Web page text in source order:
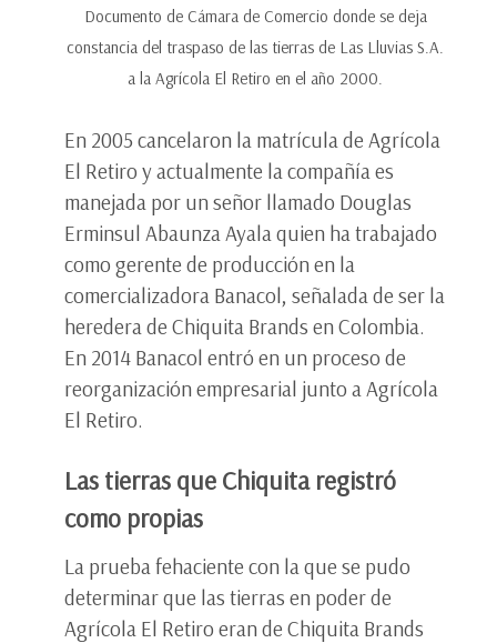
Documento de Cámara de Comercio donde se deja
constancia del traspaso de las tierras de Las Lluvias S.A.
a la Agrícola El Retiro en el año 2000.
En 2005 cancelaron la matrícula de Agrícola
El Retiro y actualmente la compañía es
manejada por un señor llamado Douglas
Erminsul Abaunza Ayala quien ha trabajado
como gerente de producción en la
comercializadora Banacol, señalada de ser la
heredera de Chiquita Brands en Colombia.
En 2014 Banacol entró en un proceso de
reorganización empresarial junto a Agrícola
El Retiro.
Las tierras que Chiquita registró
como propias
La prueba fehaciente con la que se pudo
determinar que las tierras en poder de
Agrícola El Retiro eran de Chiquita Brands